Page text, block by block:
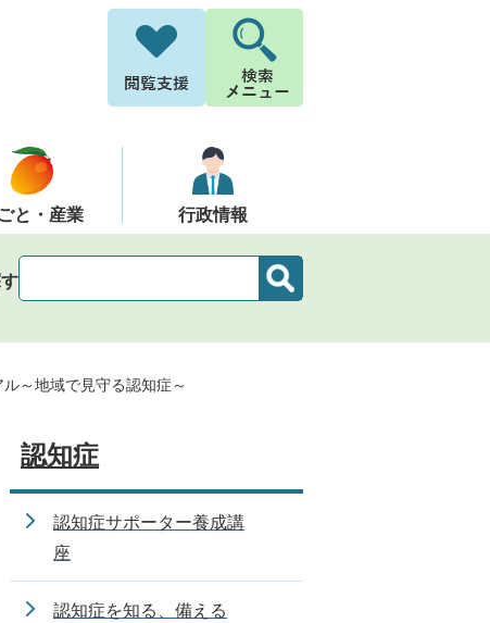
と・産業 行政情報
～地域で見守る認知症～
認知症
認知症サポーター養成講
座
認知症を知る、備える